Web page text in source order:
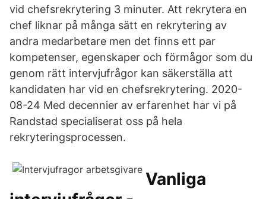
vid chefsrekrytering 3 minuter. Att rekrytera en
chef liknar på många sätt en rekrytering av
andra medarbetare men det finns ett par
kompetenser, egenskaper och förmågor som du
genom rätt intervjufrågor kan säkerställa att
kandidaten har vid en chefsrekrytering. 2020-
08-24 Med decennier av erfarenhet har vi på
Randstad specialiserat oss på hela
rekryteringsprocessen.
Vanliga